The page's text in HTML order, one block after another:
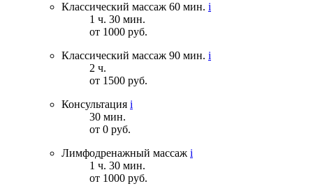
Классический массаж 60 мин. i
1 ч. 30 мин.
от 1000 руб.
Классический массаж 90 мин. i
2 ч.
от 1500 руб.
Консультация i
30 мин.
от 0 руб.
Лимфодренажный массаж i
1 ч. 30 мин.
от 1000 руб.